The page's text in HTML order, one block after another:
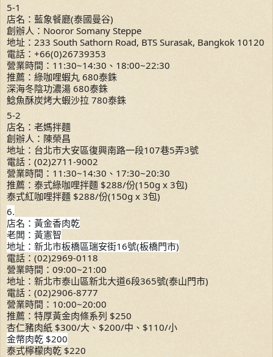
5-1
店名：藍象餐廳(泰國曼谷)
創辦人：Nooror Somany Steppe
地址：233 South Sathorn Road, BTS Surasak, Bangkok 10120
電話：+66(0)26739353
營業時間：11:30~14:30、18:00~22:30
推薦：綠咖哩蝦丸 680泰銖
深海冬陰功濃湯 680泰銖
鯰魚酥炭烤大蝦沙拉 780泰銖
5-2
店名：老媽拌麵
創辦人：陳榮昌
地址：台北市大安區復興南路一段107巷5弄3號
電話：(02)2711-9002
營業時間：11:30~14:30、17:30~20:30
推薦：泰式綠咖哩拌麵 $288/份(150g x 3包)
泰式紅咖哩拌麵 $288/份(150g x 3包)
6.
店名：黃金香肉乾
老闆：黃憲智
地址：新北市板橋區瑞安街16號(板橋門市)
電話：(02)2969-0118
營業時間：09:00~21:00
地址：新北市泰山區新北大道6段365號(泰山門市)
電話：(02)2906-8777
營業時間：10:00~20:00
推薦：特厚黃金肉條系列 $250
杏仁豬肉紙 $300/大、$200/中、$110/小
金幣肉乾 $200
泰式檸檬肉乾 $220